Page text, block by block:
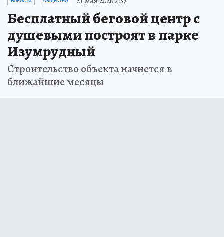
НОВОСТИ ОБЩЕСТВО
Бесплатный беговой центр с
душевыми построят в парке
Изумрудный
Строительство объекта начнется в
ближайшие месяцы